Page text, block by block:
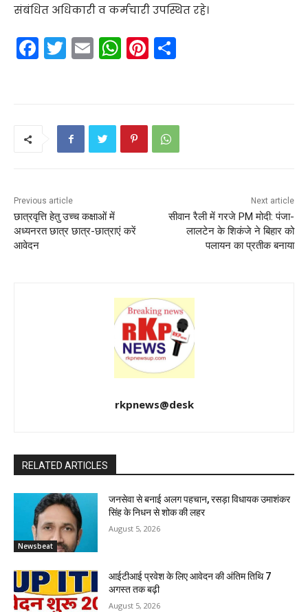
संबंधित अधिकारी व कर्मचारी उपस्थित रहे।
F
a
k
T
w
E
m
W
h
A
p
Pi
nt
st
Previous article
छात्रवृत्ति हेतु उच्च कक्षाओं में
अध्यनरत छात्र छात्र-छात्राएं करें
आवेदन
Next article
सीवान रैली में गरजे PM मोदी: पंजा-
लालटेन के शिकंजे ने बिहार को
पलायन का प्रतीक बनाया
rkpnews@desk
RELATED ARTICLES
Newsbeat
जनसेवा से बनाई अलग पहचान, रसड़ा विधायक उमाशंकर
सिंह के निधन से शोक की लहर
August 5, 2026
आईटीआई प्रवेश के लिए आवेदन की अंतिम तिथि 7
अगस्त तक बढ़ी
August 5, 2026